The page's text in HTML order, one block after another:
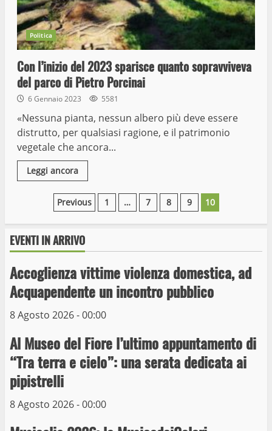
Politica
Con l’inizio del 2023 sparisce quanto sopravviveva
del parco di Pietro Porcinai
6 Gennaio 2023 5581
«Nessuna pianta, nessun albero più deve essere
distrutto, per qualsiasi ragione, e il patrimonio
vegetale che ancora...
Leggi ancora
Paginazione
degli
articoli
Previous 1 … 7 8 9 10
EVENTI IN ARRIVO
Accoglienza vittime violenza domestica, ad
Acquapendente un incontro pubblico
8 Agosto 2026 - 00:00
Al Museo del Fiore l’ultimo appuntamento di
“Tra terra e cielo”: una serata dedicata ai
pipistrelli
8 Agosto 2026 - 00:00
3
9 Maggio 2023
4
La Polizia di Stato arresta il ladro seriale
delle auto in sosta a Viterbo
10 Maggio 2023
Prorogata la mostra dei bozzetti di